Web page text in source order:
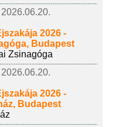
2026.06.20.
2026 -
Budapest
Zsinagóga
2026.06.20.
2026 -
Budapest